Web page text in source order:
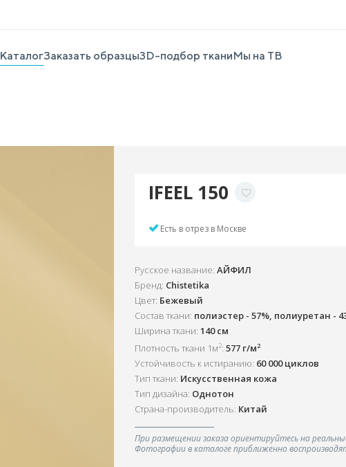
КаталогЗаказать образцы3D-подбор тканиМы на ТВ
IFEEL 150
Есть в отрез в Москве
Русское название: АЙФИЛ
Бренд: Chistetika
Цвет: Бежевый
Состав ткани: полиэстер - 57%, полиуретан -
Ширина ткани: 140 см
Плотность ткани 1м2: 577 г/м2
Устойчивость к истиранию: 60 000 циклов
Тип ткани: Искусственная кожа
Тип дизайна: Однотон
Страна-производитель: Китай
При размещении заказа ориентируйтесь на
Фотографии в каталоге приближенно